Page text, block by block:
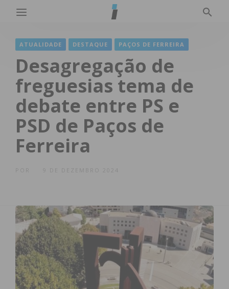
ATUALIDADE DESTAQUE PAÇOS DE FERREIRA
Desagregação de
freguesias tema de
debate entre PS e
PSD de Paços de
Ferreira
9 DE DEZEMBRO 2024